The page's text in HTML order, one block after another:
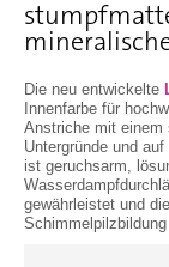
Die neu entwickelte
Innenfarbe für
Anstriche mit einem
Untergründe und
ist geruchsarm,
gewährleistet und